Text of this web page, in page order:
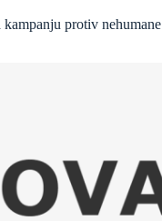
protiv nehumane